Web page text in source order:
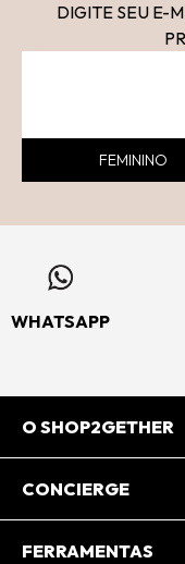
DIGITE SEU E-
FEMININO
WHATSAPP
O SHOP2GETHER
Sobre Nós
CONCIERGE
Central de
FERRAMENTAS